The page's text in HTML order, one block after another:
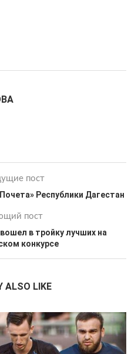
пост
Республики Дагестан
пост
в тройку лучших на
конкурсе
ALSO LIKE